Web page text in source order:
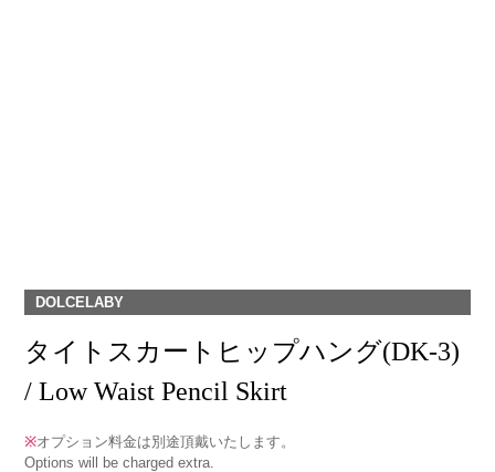
DOLCELABY
タイトスカートヒップハング(DK-3)
/ Low Waist Pencil Skirt
※オプション料金は別途頂戴いたします。
Options will be charged extra.